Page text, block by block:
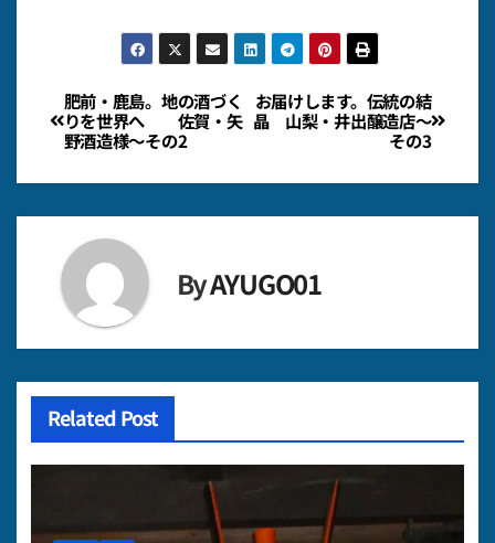
投
稿
ナ
ビ
ゲ
ー
シ
ョ
ン
お届けします。伝統の結
晶 山梨・井出醸造店～
その3
肥前・鹿島。地の酒づく
りを世界へ 佐賀・矢
野酒造様～その2
ByAYUGO01
Related Post